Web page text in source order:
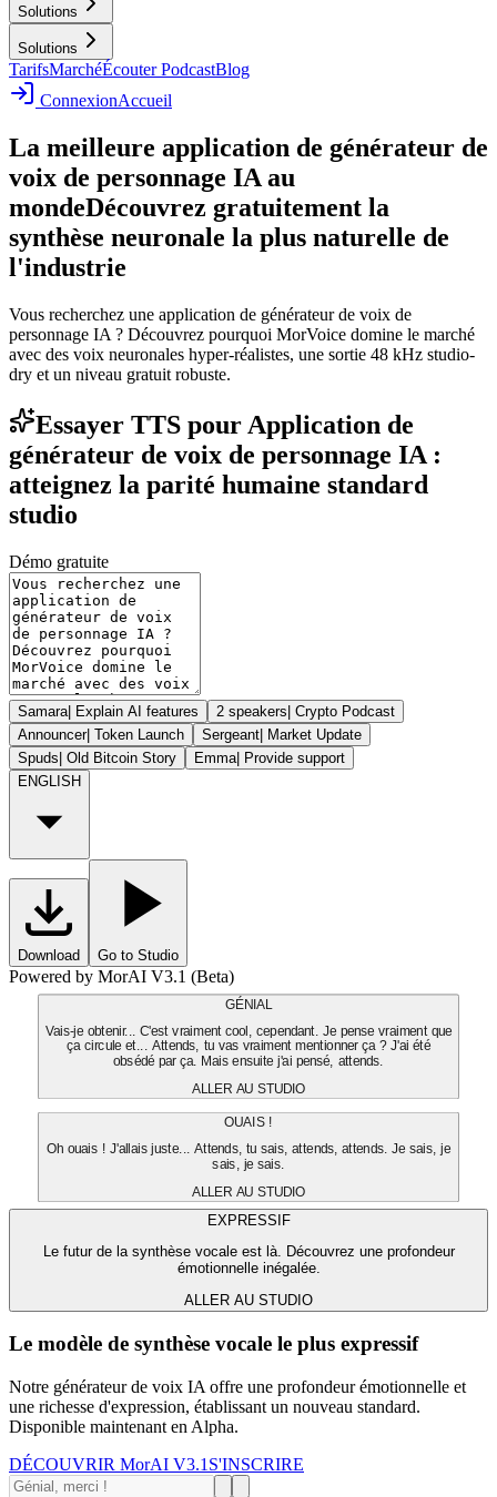
Solutions
Solutions
TarifsMarchéÉcouter PodcastBlog
ConnexionAccueil
La meilleure application de générateur de
voix de personnage IA au
mondeDécouvrez gratuitement la
synthèse neuronale la plus naturelle de
l'industrie
Vous recherchez une application de générateur de voix de
personnage IA ? Découvrez pourquoi MorVoice domine le marché
avec des voix neuronales hyper-réalistes, une sortie 48 kHz studio-
dry et un niveau gratuit robuste.
Essayer TTS pour Application de
générateur de voix de personnage IA :
atteignez la parité humaine standard
studio
Démo gratuite
Samara| Explain AI features 2 speakers| Crypto Podcast
Announcer| Token Launch Sergeant| Market Update
Spuds| Old Bitcoin Story Emma| Provide support
ENGLISH
Download Go to Studio
Powered by MorAI V3.1 (Beta)
GÉNIAL
Vais-je obtenir... C'est vraiment cool, cependant. Je pense vraiment que
ça circule et... Attends, tu vas vraiment mentionner ça ? J'ai été
obsédé par ça. Mais ensuite j'ai pensé, attends.
ALLER AU STUDIO
OUAIS !
Oh ouais ! J'allais juste... Attends, tu sais, attends, attends. Je sais, je
sais, je sais.
ALLER AU STUDIO
EXPRESSIF
Le futur de la synthèse vocale est là. Découvrez une profondeur
émotionnelle inégalée.
ALLER AU STUDIO
Le modèle de synthèse vocale le plus expressif
Notre générateur de voix IA offre une profondeur émotionnelle et
une richesse d'expression, établissant un nouveau standard.
Disponible maintenant en Alpha.
DÉCOUVRIR MorAI V3.1 S'INSCRIRE